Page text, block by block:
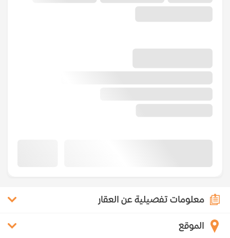
معلومات تفصيلية عن العقار
الموقع